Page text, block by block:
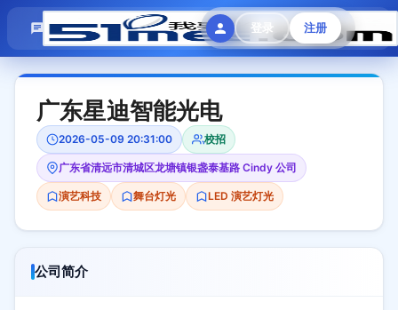
登录 注册
模拟面试 题目大全 招聘中心 会员专区
广东星迪智能光电
2026-05-09 20:31:00 校招
广东省清远市清城区龙塘镇银盏泰基路 Cindy 公司
演艺科技 舞台灯光 LED 演艺灯光
公司简介